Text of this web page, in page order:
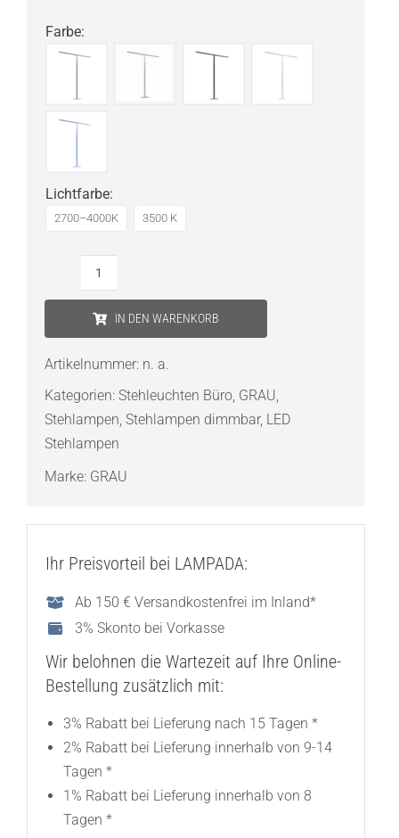
Farbe:
Lichtfarbe:
2700–4000K 3500 K
Menge
IN DEN WARENKORB
Artikelnummer: n. a.
Kategorien: Stehleuchten Büro, GRAU,
Stehlampen, Stehlampen dimmbar, LED
Stehlampen
Marke: GRAU
Ihr Preisvorteil bei LAMPADA:
Ab 150 € Versandkostenfrei im Inland*
3% Skonto bei Vorkasse
Wir belohnen die Wartezeit auf Ihre Online-
Bestellung zusätzlich mit:
3% Rabatt bei Lieferung nach 15 Tagen *
2% Rabatt bei Lieferung innerhalb von 9-14
Tagen *
1% Rabatt bei Lieferung innerhalb von 8
Tagen *